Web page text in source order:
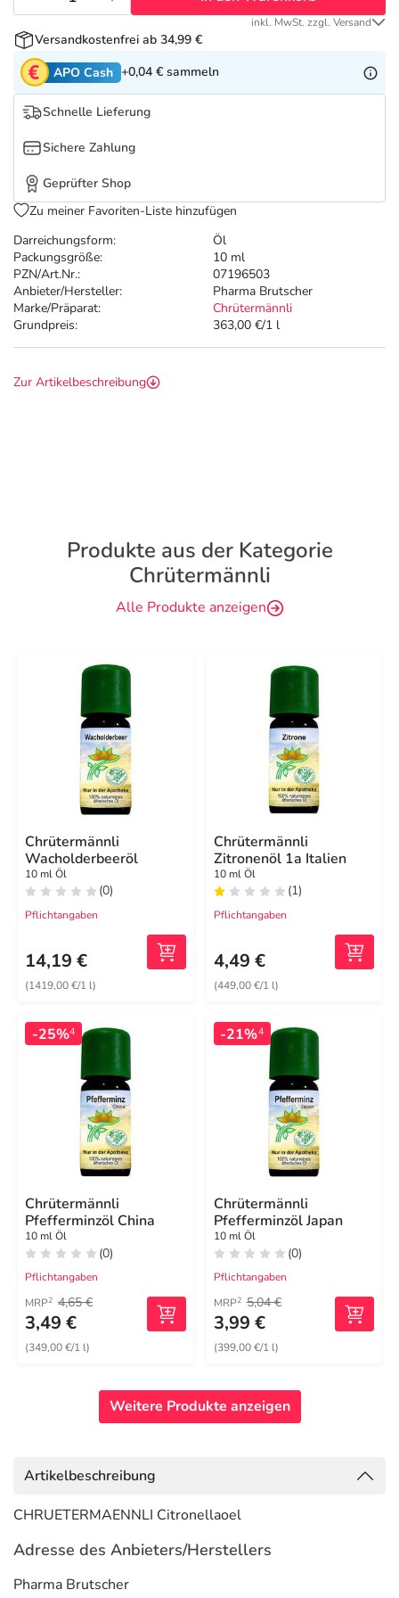
Tierapotheke
Vitamine & Mineralstoffe
Marken
Salus Deals
Darreichungsform:
Öl
Packungsgröße:
10 ml
PZN/Art.Nr.:
07196503
Anbieter/Hersteller:
Pharma Brutscher
Marke/Präparat:
Chrütermännli
Grundpreis:
363,00 €/1 l
inkl. MwSt. zzgl. Versand
Versandkostenfrei ab 34,99 €
APO Cash +0,04 € sammeln
Schnelle Lieferung
Sichere Zahlung
Geprüfter Shop
Zu meiner Favoriten-Liste hinzufügen
Zur Artikelbeschreibung
Produkte aus der Kategorie
Chrütermännli
Alle Produkte anzeigen
Chrütermännli
Wacholderbeeröl
10 ml Öl
(0)
Pflichtangaben
14,19 €
(1419,00 €/1 l)
Chrütermännli
Zitronenöl 1a Italien
10 ml Öl
(1)
Pflichtangaben
4,49 €
(449,00 €/1 l)
-25%4
Chrütermännli
Pfefferminzöl China
10 ml Öl
(0)
Pflichtangaben
MRP2 4,65 €
3,49 €
(349,00 €/1 l)
-21%4
Chrütermännli
Pfefferminzöl Japan
10 ml Öl
(0)
Pflichtangaben
MRP2 5,04 €
3,99 €
(399,00 €/1 l)
Weitere Produkte anzeigen
Artikelbeschreibung
CHRUETERMAENNLI Citronellaoel
Adresse des Anbieters/Herstellers
Pharma Brutscher